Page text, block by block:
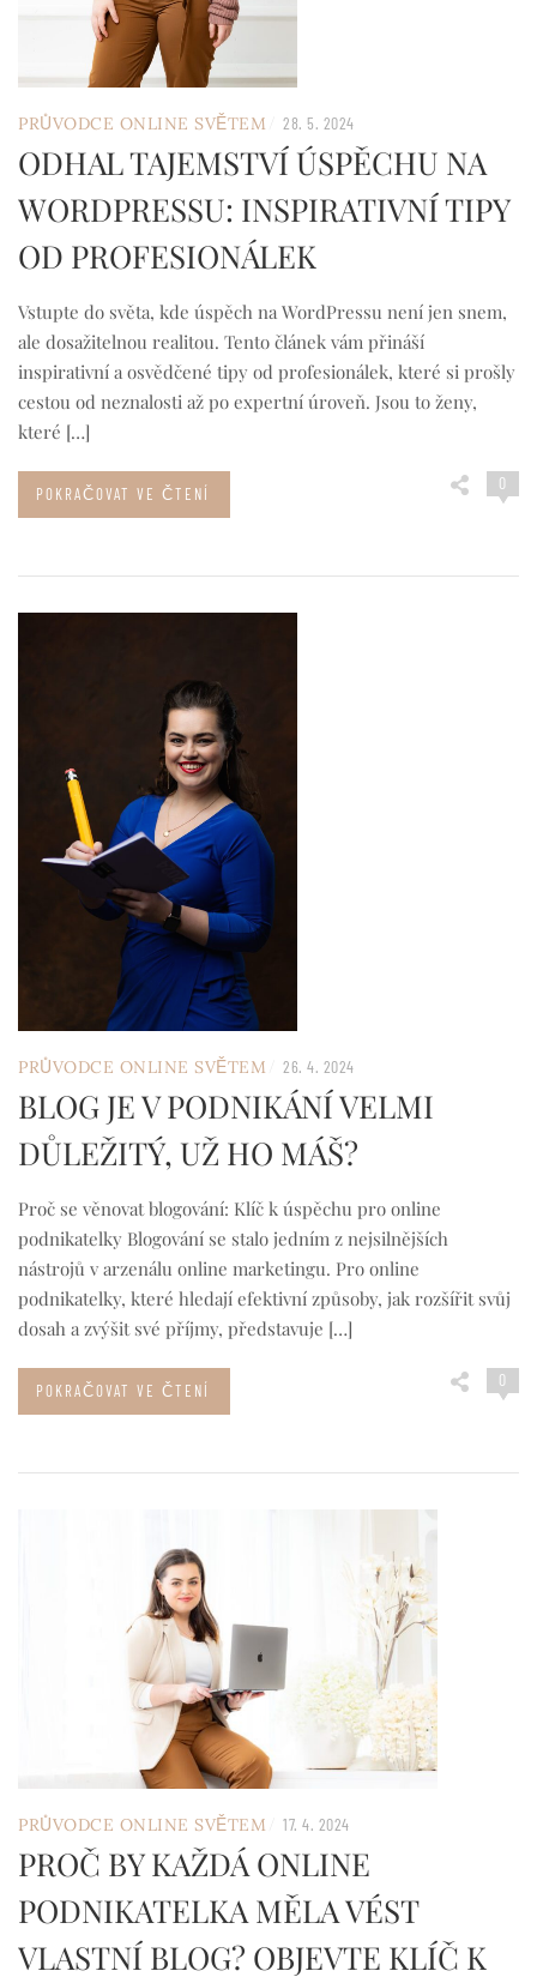
PRŮVODCE ONLINE SVĚTEM 28. 5. 2024
ODHAL TAJEMSTVÍ ÚSPĚCHU NA
WORDPRESSU: INSPIRATIVNÍ TIPY
OD PROFESIONÁLEK
Vstupte do světa, kde úspěch na WordPressu není jen snem,
ale dosažitelnou realitou. Tento článek vám přináší
inspirativní a osvědčené tipy od profesionálek, které si prošly
cestou od neznalosti až po expertní úroveň. Jsou to ženy,
které […]
0
POKRAČOVAT VE ČTENÍ
PRŮVODCE ONLINE SVĚTEM 26. 4. 2024
BLOG JE V PODNIKÁNÍ VELMI
DŮLEŽITÝ, UŽ HO MÁŠ?
Proč se věnovat blogování: Klíč k úspěchu pro online
podnikatelky Blogování se stalo jedním z nejsilnějších
nástrojů v arzenálu online marketingu. Pro online
podnikatelky, které hledají efektivní způsoby, jak rozšířit svůj
dosah a zvýšit své příjmy, představuje […]
0
POKRAČOVAT VE ČTENÍ
PRŮVODCE ONLINE SVĚTEM 17. 4. 2024
PROČ BY KAŽDÁ ONLINE
PODNIKATELKA MĚLA VÉST
VLASTNÍ BLOG? OBJEVTE KLÍČ K